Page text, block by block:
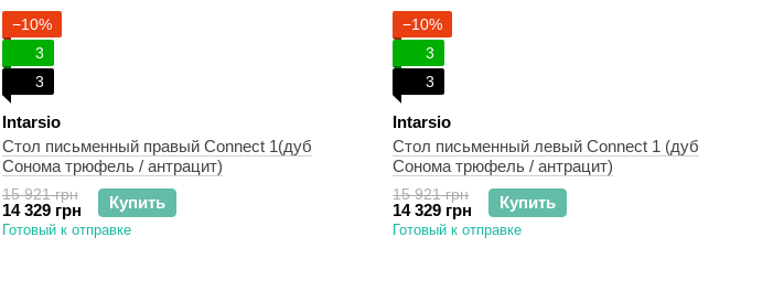
−10%
3
3
Intarsio
Стол письменный правый Connect 1(дуб
Сонома трюфель / антрацит)
15 921 грн
14 329 грн Купить
Готовый к отправке
−10%
3
3
Intarsio
Стол письменный левый Connect 1 (дуб
Сонома трюфель / антрацит)
15 921 грн
14 329 грн Купить
Готовый к отправке